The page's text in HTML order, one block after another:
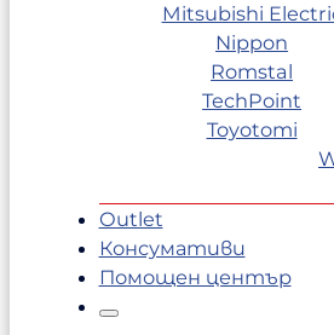
Mitsubishi
Nippon
Romstal
TechPoint
Toyotomi
Outlet
Консумативи
Помощен център